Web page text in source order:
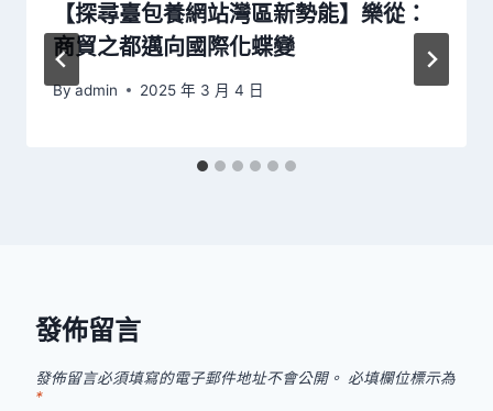
【探尋臺包養網站灣區新勢能】樂從：
商貿之都邁向國際化蝶變
Byadmin 2025 年 3 月 4 日
發佈留言
發佈留言必須填寫的電子郵件地址不會公開。 必填欄位標示為
*